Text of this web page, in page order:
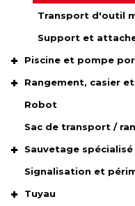
Transport d'outil
Support et
Piscine et pompe
Rangement, casier
Robot
Sac de transport /
Sauvetage spécialisé
Signalisation et
Tuyau